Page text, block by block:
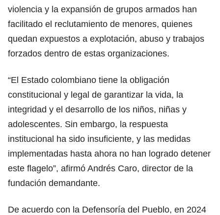
violencia y la expansión de grupos armados han
facilitado el reclutamiento de menores, quienes
quedan expuestos a explotación, abuso y trabajos
forzados dentro de estas organizaciones.
“El Estado colombiano tiene la obligación
constitucional y legal de garantizar la vida, la
integridad y el desarrollo de los niños, niñas y
adolescentes. Sin embargo, la respuesta
institucional ha sido insuficiente, y las medidas
implementadas hasta ahora no han logrado detener
este flagelo”, afirmó Andrés Caro, director de la
fundación demandante.
De acuerdo con la Defensoría del Pueblo, en 2024